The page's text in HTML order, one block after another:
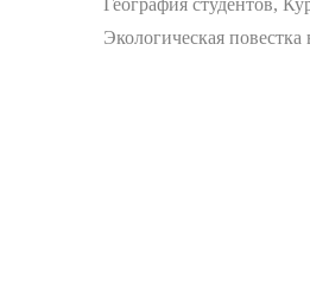
География студентов,
Экологическая